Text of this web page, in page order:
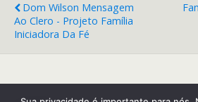
Dom Wilson Mensagem
Ao Clero - Projeto Família
Iniciadora Da Fé
Back to top